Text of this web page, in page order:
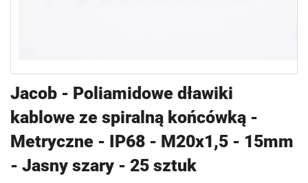
Jacob - Poliamidowe dławiki
kablowe ze spiralną końcówką -
Metryczne - IP68 - M20x1,5 - 15mm
- Jasny szary - 25 sztuk
na
początek
galerii